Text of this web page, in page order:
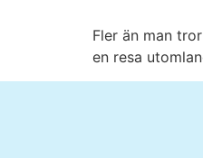
Fler än man
en resa